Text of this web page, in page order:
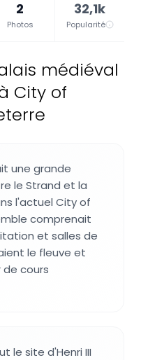
2
Photos
32,1k
Popularité
médiéval
City of
une grande
le Strand et la
l'actuel City of
comprenait
et salles de
le fleuve et
cours
le site d'Henri III